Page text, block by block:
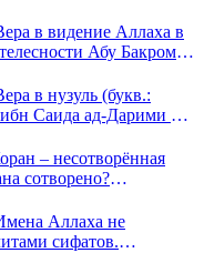
в видение Аллаха в
Абу Бакром
слова, дела и
в нузуль (букв.:
Саида ад-Дарими о
– несотворённая
сотворено?
Аллаха не
сифатов.